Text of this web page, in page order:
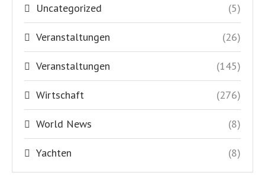
Uncategorized (5)
Veranstaltungen (26)
Veranstaltungen (145)
Wirtschaft (276)
World News (8)
Yachten (8)